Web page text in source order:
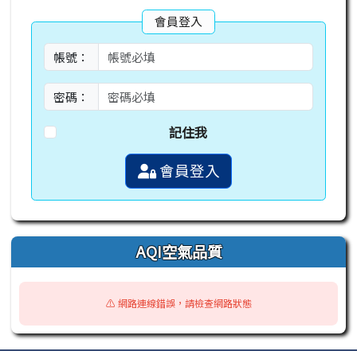
會員登入
帳號：
密碼：
記住我
會員登入
AQI空氣品質
⚠️ 網路連線錯誤，請檢查網路狀態